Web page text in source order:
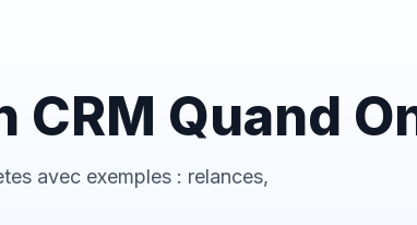
Quand
avec exemples : relances,